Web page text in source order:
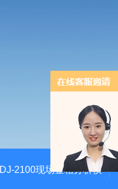
DJ-2100现场金相分析仪